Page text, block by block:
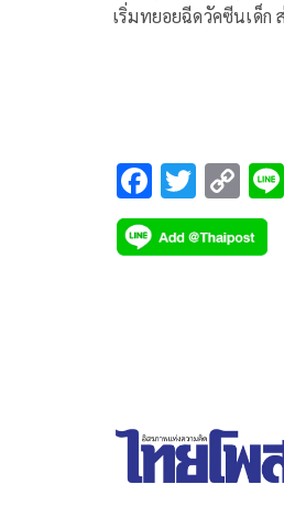
เริ่มทยอยฉีดวัคซีนเด็ก
F
ac
e
T
wi
tt
C
o
p